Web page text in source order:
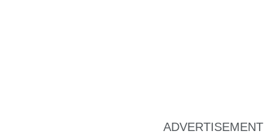
ADVERTISEMENT